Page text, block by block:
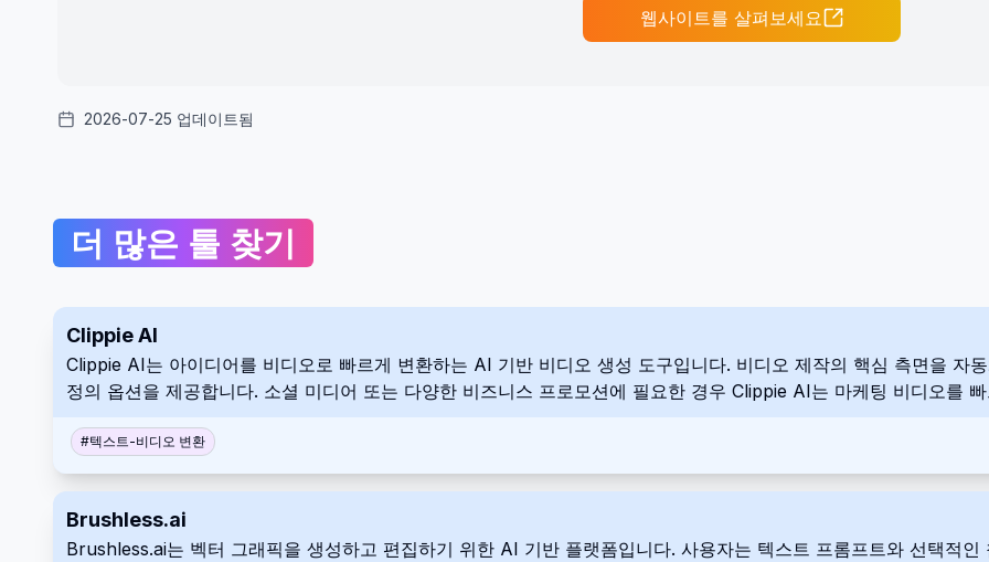
웹사이트를 살펴보세요
2026-07-25 업데이트됨
더 많은 툴 찾기
Clippie AI
Clippie AI는 아이디어를 비디오로 빠르게 변환하는 AI 기반 비디오 생성 도구입니다. 비디오 제작의 핵심 측면을 자
정의 옵션을 제공합니다. 소셜 미디어 또는 다양한 비즈니스 프로모션에 필요한 경우 Clippie AI는 마케팅 비디오를
#텍스트-비디오 변환
Brushless.ai
Brushless.ai는 벡터 그래픽을 생성하고 편집하기 위한 AI 기반 플랫폼입니다. 사용자는 텍스트 프롬프트와 선택적